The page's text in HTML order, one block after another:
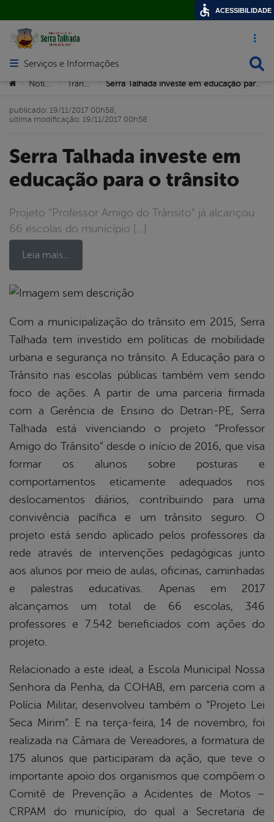
Acesso
Abrir menu principal de navegação
Serviços e Informações
Você está aqui:
> >
Serra Talhada investe em
educação para o trânsito
Projeto “Professor Amigo do Trânsito” já alcançou
66 escolas do município […]
Leia mais…
publicado: 19/11/2017 00h58,
última modificação: 19/11/2017 00h58
Com a municipalização do trânsito em 2015, Serra
Talhada tem investido em políticas de mobilidade
urbana e segurança no trânsito. A Educação para o
Trânsito nas escolas públicas também vem sendo
foco de ações. A partir de uma parceria firmada
com a Gerência de Ensino do Detran-PE, Serra
Talhada está vivenciando o projeto “Professor
Amigo do Trânsito” desde o início de 2016, que visa
formar os alunos sobre posturas e
comportamentos eticamente adequados nos
deslocamentos diários, contribuindo para uma
convivência pacífica e um trânsito seguro. O
projeto está sendo aplicado pelos professores da
rede através de intervenções pedagógicas junto
aos alunos por meio de aulas, oficinas, caminhadas
e palestras educativas. Apenas em 2017
alcançamos um total de 66 escolas, 346
professores e 7.542 beneficiados com ações do
projeto.
Relacionado a este ideal, a Escola Municipal Nossa
Senhora da Penha, da COHAB, em parceria com a
Polícia Militar, desenvolveu também o “Projeto Lei
Seca Mirim”. E na terça-feira, 14 de novembro, foi
realizada na Câmara de Vereadores, a formatura de
175 alunos que participaram da ação, que teve o
importante apoio dos organismos que compõem o
Comitê de Prevenção a Acidentes de Motos –
CRPAM do município, do qual a Secretaria de
ACESSIBILIDADE